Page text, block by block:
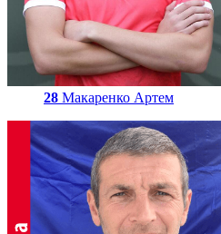
28 Макаренко Артем